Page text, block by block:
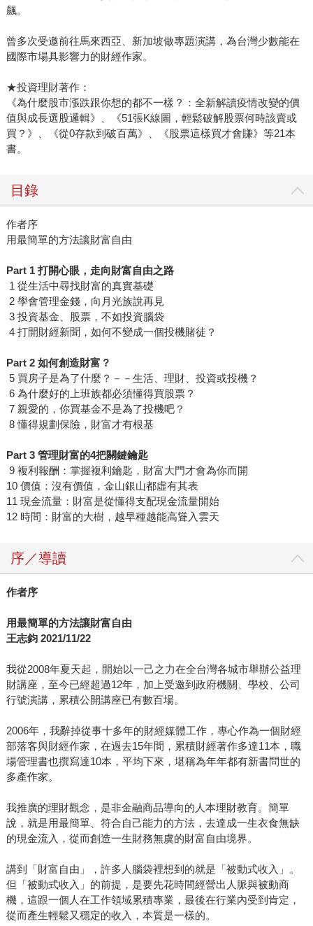
飆。
曾多次受邀前往馬來西亞、新加坡做專題演講，為台灣少數能在
國際市場具影響力的財經作家。
★投資理財著作：
《為什麼股市漲跌跟你想的都不一樣？：全新解讀疫情改變的價
值與成長選股邏輯》、《51張K線圖，輕鬆破解股票何時該賣或
買？》、《從0存款到破百萬》、《股票這樣買才會賺》等21本
書。
目錄
作者序
用最簡單的方法讓財富自由
Part 1 打開心眼，走向財富自由之路
1 從生活中尋找財富的真實基礎
2 學會管理金錢，向月光族說再見
3 投資基金、股票，不如投資腦袋
4 打開財經新聞，如何不變成一個投機賭徒？
Part 2 如何創造財富？
5 買房子是為了什麼？－－生活、理財、投資或投機？
6 為什麼好的上班族都必須懂得買股票？
7 親愛的，你買基金不是為了投機吧？
8 懂得規劃保險，財富才有根基
Part 3 管理財富的4把關鍵鑰匙
9 複利報酬：掌握複利鑰匙，財富大門才會為你而開
10 價值：沒有價值，金山銀山都虛有其表
11 現金流量：財富是從懂得支配現金流量開始
12 時間：財富的大樹，越早種越能高聳入雲天
序／導讀
作者序
用最簡單的方法讓財富自由
王志鈞 2021/11/22
我從2008年夏天起，開始以一己之力在全台灣各城市舉辦公益理
財講座，至今已經超過12年，加上受邀到政府機關、學校、公司
行號演講，累積公開講座已有數百場。
2006年，我辭掉從事十多年的財經媒體工作，專心作為一個財經
部落客與財經作家，在過去15年間，累積財經著作多達11本，職
場管理書也撰寫達10本，平均下來，堪稱為年年都有新書問世的
多產作家。
我推廣的理財觀念，是非金融商品導向的人本理財教育。簡單
說，就是用最簡單、符合自己能力的方法，去達成一生衣食無缺
的現金流入，從而創造一生財務無虞的財富自由境界。
講到「財富自由」，許多人腦袋裡想到的就是「被動式收入」。
但「被動式收入」的前提，是要先花時間經營出人脈與被動商
機，這跟一個人在工作領域累積專業，最後在行業內受到肯定，
從而產生輕鬆又穩定的收入，本質是一樣的。